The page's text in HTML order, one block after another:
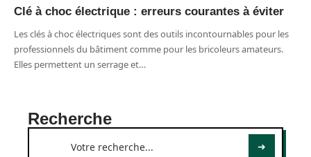
Clé à choc électrique : erreurs courantes à éviter
Les clés à choc électriques sont des outils incontournables pour les
professionnels du bâtiment comme pour les bricoleurs amateurs.
Elles permettent un serrage et…
Recherche